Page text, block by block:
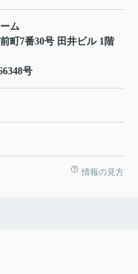
ム
町7番30号 田井ビル 1階
号
情報の見方